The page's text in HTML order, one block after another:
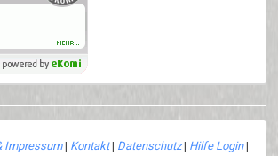
Impressum| Kontakt| Datenschutz| Hilfe Login|